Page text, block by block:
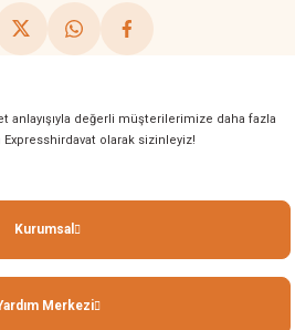
anlayışıyla değerli müşterilerimize daha fazla
olarak sizinleyiz!
Kurumsal
Merkezi